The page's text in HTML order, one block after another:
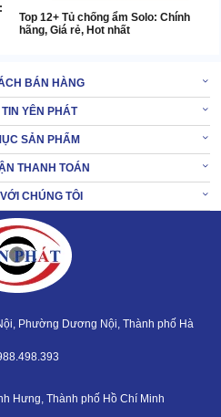
Top 12+ Tủ chống ẩm Solo: Chính
hãng, Giá rẻ, Hot nhất
BÁN HÀNG
YÊN PHÁT
SẢN PHẨM
THANH TOÁN
CHÚNG TÔI
Phường Dương Nội, Thành phố Hà
Hưng, Thành phố Hồ Chí Minh